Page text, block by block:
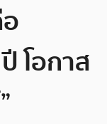
โอกาส